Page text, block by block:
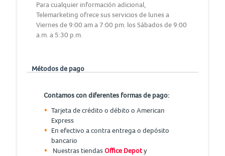
Para cualquier información adicional,
Telemarketing ofrece sus servicios de lunes a
Viernes de 9:00 am a 7:00 pm. los Sábados de 9:00
a.m. a 5:30 p.m.
Métodos de pago
Contamos con diferentes formas de pago:
Tarjeta de crédito o débito o American
Express
En efectivo a contra entrega o depósito
bancario
Nuestras tiendasOffice Depoty